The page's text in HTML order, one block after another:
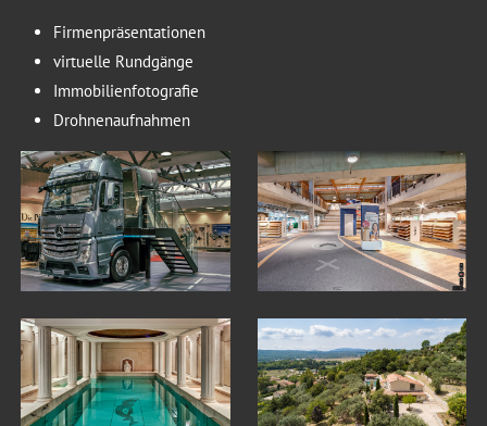
Firmenpräsentationen
virtuelle Rundgänge
Immobilienfotografie
Drohnenaufnahmen